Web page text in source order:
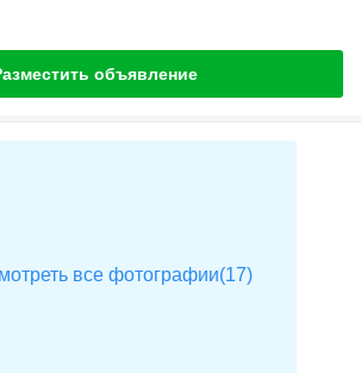
объявление